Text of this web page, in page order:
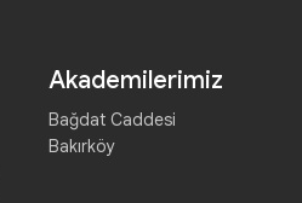
Akademilerimiz
Bağdat Caddesi
Bakırköy